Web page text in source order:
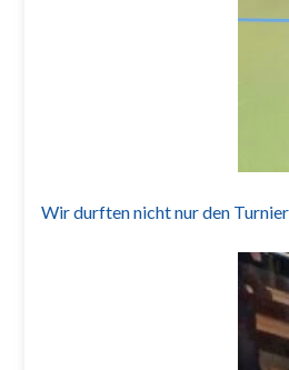
Wir durften nicht nur den